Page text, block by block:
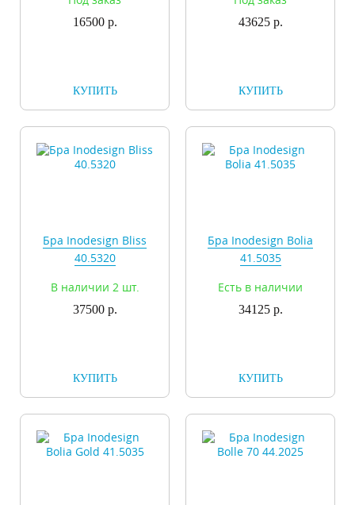
16500 р.
КУПИТЬ
43625 р.
КУПИТЬ
Бра Inodesign Bliss
40.5320
В наличии 2 шт.
37500 р.
КУПИТЬ
Бра Inodesign Bolia
41.5035
Есть в наличии
34125 р.
КУПИТЬ